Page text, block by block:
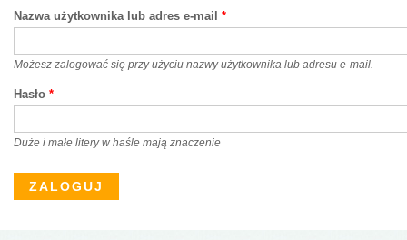
Nazwa użytkownika lub adres e-mail *
Możesz zalogować się przy użyciu nazwy użytkownika lub adresu e-mail.
Hasło *
Duże i małe litery w haśle mają znaczenie